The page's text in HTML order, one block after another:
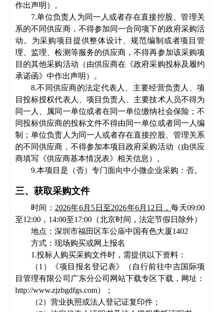
作出声明）
。
7.单位负责人为同一人或者存在直接控股、管理关
系的不同供应商，不得参加同一合同项下的政府采购活
动。为采购项目提供整体设计、规范编制或者项目管
理、监理、检测等服务的供应商，不得再参加该采购项
目的其他采购活动（由供应商在《政府采购投标及履约
承诺函》中作出声明）。
8.不同供应商的法定代表人、主要经营负责人、项
目投标授权代表人、项目负责人、主要技术人员不得为
同一人、属同一单位或者在同一单位缴纳社会保险；不
同投标供应商的投标文件不得由同一单位或者同一人编
制；单位负责人为同一人或者存在直接控股、管理关系
的不同供应商，不得参加本项目政府采购活动（由供应
商填写《供应商基本情况表》相关信息）。
9.本项目是（否）专门面向中小微企业采购： 否。
三、获取采购文件
时间： 2026年6月 5 日 至2026年6月 12 日 ，每天09:00
至12:00， 14:00至17:00（北京时间，法定节假日除外）
地点：深圳市福田区车公庙中国有色大厦1402
方式：现场购买或网上报名
1.投标人购买采购文件时，需提供以下资料：
（1）《项目报名登记表》（自行前往中吉国际项
目管理有限公司广东分公司 网站下载专区下载 ， 网址：
http://www.zjzbgdfgs.com）
；
（2）营业执照或法人登记证复印件；